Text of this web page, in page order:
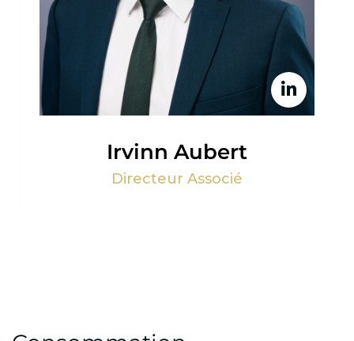
Irvinn Aubert
Directeur Associé